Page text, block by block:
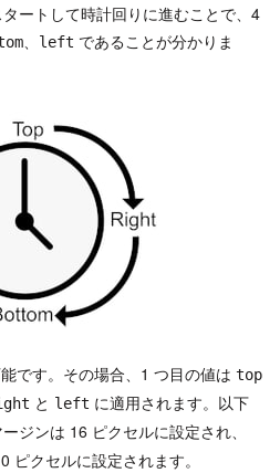
ートして時計回りに進むことで、4
、left であることが分かりま
です。その場合、1 つ目の値は top
と left に適用されます。以下
ージンは 16 ピクセルに設定され、
ピクセルに設定されます。